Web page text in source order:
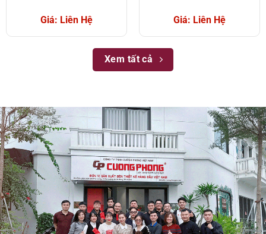
Giá: Liên Hệ Giá: Liên Hệ
Xem tất cả